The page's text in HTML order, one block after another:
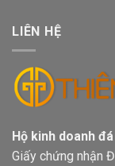
LIÊN HỆ
Hộ kinh
Giấy chứng nhận